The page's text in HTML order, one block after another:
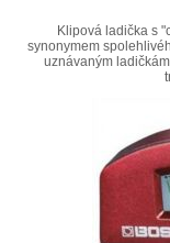
Klipová ladička s
synonymem
uznávaným